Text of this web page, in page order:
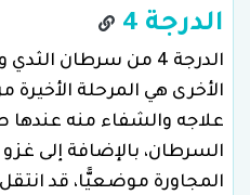
الدرجة 4
الدرجة 4 من سرطان
الأخرى هي المرحلة
علاجه والشفاء منه عندها
السرطان، بالإضافة إلى
المجاورة موضعيًّا، قد